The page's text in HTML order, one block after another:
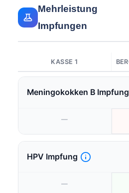
Mehrleistung
Impfungen
KASSE 1
Meningokokken B Impfung
—
HPV Impfung
—